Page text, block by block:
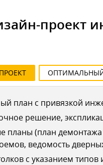
проект
ПРОЕКТ
план с привязкой
решение,
планы (план
ведомость
с указанием